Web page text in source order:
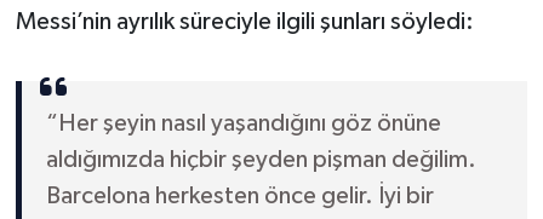
Messi’nin ayrılık süreciyle ilgili şunları söyledi:
“Her şeyin nasıl yaşandığını göz önüne
aldığımızda hiçbir şeyden pişman değilim.
Barcelona herkesten önce gelir. İyi bir
Hentbol
At Yarışı